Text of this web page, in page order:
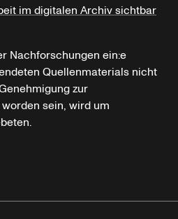
im digitalen Archiv sichtbar
Nachforschungen ein:e
Quellenmaterials nicht
zur
sein, wird um